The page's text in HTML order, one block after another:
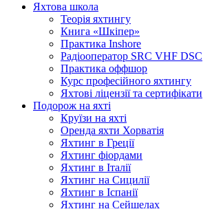
Яхтова школа
Теорія яхтингу
Книга «Шкіпер»
Практика Inshore
Радіооператор SRC VHF DSC
Практика оффшор
Курс професійного яхтингу
Яхтові ліцензії та сертифікати
Подорож на яхті
Круїзи на яхті
Оренда яхти Хорватія
Яхтинг в Греції
Яхтинг фіордами
Яхтинг в Італії
Яхтинг на Сицилії
Яхтинг в Іспанії
Яхтинг на Сейшелах